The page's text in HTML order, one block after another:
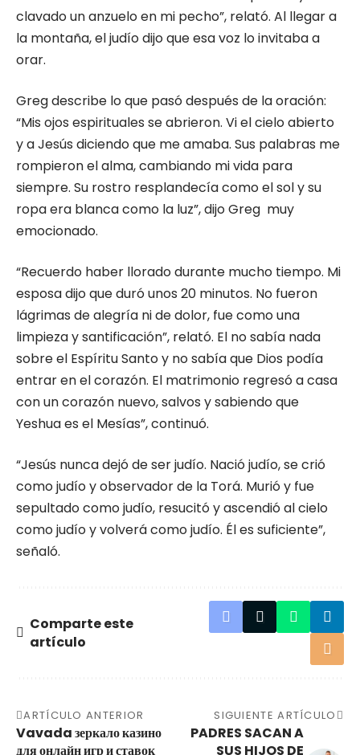
clavado un anzuelo en mi pecho”, relató. Al llegar a
la montaña, el judío dijo que esa voz lo invitaba a
orar.
Greg describe lo que pasó después de la oración:
“Mis ojos espirituales se abrieron. Vi el cielo abierto
y a Jesús diciendo que me amaba. Sus palabras me
rompieron el alma, cambiando mi vida para
siempre. Su rostro resplandecía como el sol y su
ropa era blanca como la luz”, dijo Greg muy
emocionado.
“Recuerdo haber llorado durante mucho tiempo. Mi
esposa dijo que duró unos 20 minutos. No fueron
lágrimas de alegría ni de dolor, fue como una
limpieza y santificación”, relató. El no sabía nada
sobre el Espíritu Santo y no sabía que Dios podía
entrar en el corazón. El matrimonio regresó a casa
con un corazón nuevo, salvos y sabiendo que
Yeshua es el Mesías”, continuó.
“Jesús nunca dejó de ser judío. Nació judío, se crió
como judío y observador de la Torá. Murió y fue
sepultado como judío, resucitó y ascendió al cielo
como judío y volverá como judío. Él es suficiente”,
señaló.
Comparte este
artículo
ARTÍCULO ANTERIOR
Vavada зеркало казино
для онлайн игр и ставок
SIGUIENTE ARTÍCULO
PADRES SACAN A
SUS HIJOS DE